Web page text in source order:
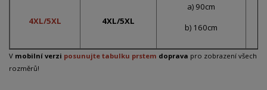
4XL/5XL 4XL/5XL
a) 90cm
b) 160cm
V mobilní verzi posunujte tabulku prstem doprava pro zobrazení všech
rozměrů!